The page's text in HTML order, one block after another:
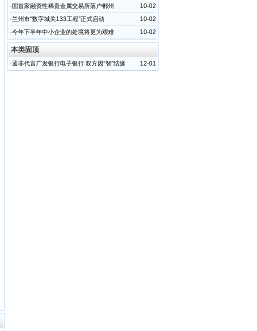
10-02
· 国首家融资性稀贵金属交易所落户郴州
10-02
·兰州市“数字城关133工程”正式启动
10-02
·今年下半年中小企业的处境将更为艰难
本类固顶
12-01
·孟非代言广发银行电子银行 双方因“智”结缘